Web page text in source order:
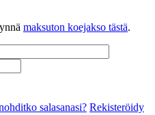
maksuton koejakso tästä.
salasanasi? Rekisteröidy